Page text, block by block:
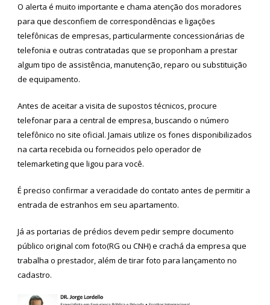
O alerta é muito importante e chama atenção dos moradores
para que desconfiem de correspondências e ligações
telefônicas de empresas, particularmente concessionárias de
telefonia e outras contratadas que se proponham a prestar
algum tipo de assistência, manutenção, reparo ou substituição
de equipamento.
Antes de aceitar a visita de supostos técnicos, procure
telefonar para a central de empresa, buscando o número
telefônico no site oficial. Jamais utilize os fones disponibilizados
na carta recebida ou fornecidos pelo operador de
telemarketing que ligou para você.
É preciso confirmar a veracidade do contato antes de permitir a
entrada de estranhos em seu apartamento.
Já as portarias de prédios devem pedir sempre documento
público original com foto(RG ou CNH) e crachá da empresa que
trabalha o prestador, além de tirar foto para lançamento no
cadastro.